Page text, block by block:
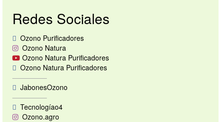
Tips de Ozono
Contacto
Redes Sociales
Ozono Purificadores
Ozono Natura
Ozono Natura Purificadores
Ozono Natura Purificadores
—————
JabonesOzono
—————
Tecnologíao4
Ozono.agro